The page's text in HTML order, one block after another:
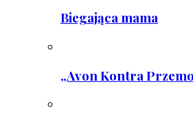
Biegająca mama
„Avon Kontra